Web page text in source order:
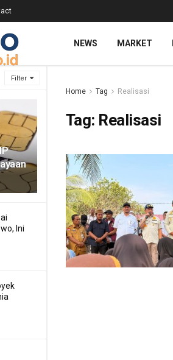
Filter
Ini
NEWS MARKET
Home Tag Realisasi
Tag: Realisasi